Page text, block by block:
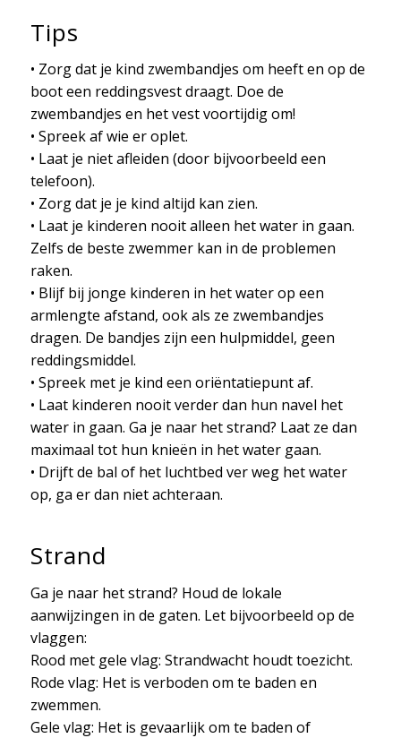
Tips
• Zorg dat je kind zwembandjes om heeft en op de
boot een reddingsvest draagt. Doe de
zwembandjes en het vest voortijdig om!
• Spreek af wie er oplet.
• Laat je niet afleiden (door bijvoorbeeld een
telefoon).
• Zorg dat je je kind altijd kan zien.
• Laat je kinderen nooit alleen het water in gaan.
Zelfs de beste zwemmer kan in de problemen
raken.
• Blijf bij jonge kinderen in het water op een
armlengte afstand, ook als ze zwembandjes
dragen. De bandjes zijn een hulpmiddel, geen
reddingsmiddel.
• Spreek met je kind een oriëntatiepunt af.
• Laat kinderen nooit verder dan hun navel het
water in gaan. Ga je naar het strand? Laat ze dan
maximaal tot hun knieën in het water gaan.
• Drijft de bal of het luchtbed ver weg het water
op, ga er dan niet achteraan.
Strand
Ga je naar het strand? Houd de lokale
aanwijzingen in de gaten. Let bijvoorbeeld op de
vlaggen:
Rood met gele vlag: Strandwacht houdt toezicht.
Rode vlag: Het is verboden om te baden en
zwemmen.
Gele vlag: Het is gevaarlijk om te baden of